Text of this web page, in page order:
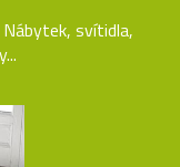
svítidla,